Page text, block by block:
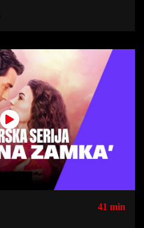
41 min